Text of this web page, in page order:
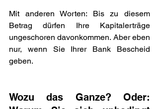
Mit anderen Worten: Bis zu diesem
Betrag dürfen Ihre Kapitalerträge
ungeschoren davonkommen. Aber eben
nur, wenn Sie Ihrer Bank Bescheid
geben.
Wozu das Ganze? Oder: